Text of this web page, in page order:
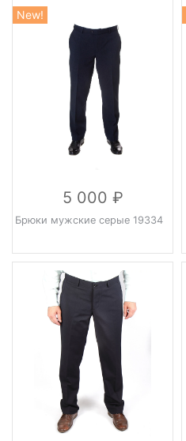
New!
5 000
Брюки мужские серые 19334